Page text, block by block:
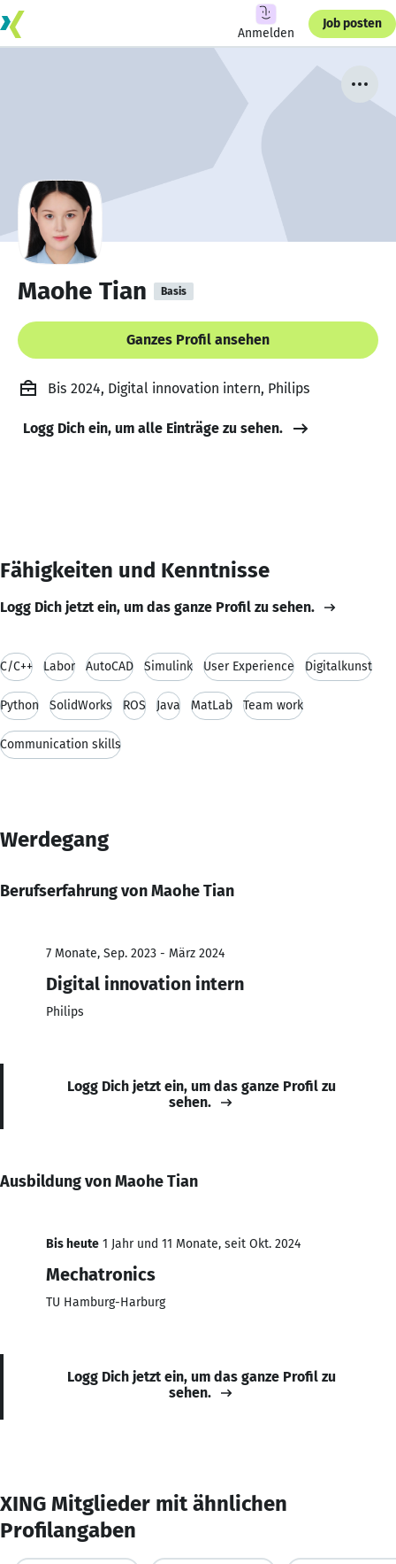
Anmelden
Job posten
Maohe Tian Basis
Ganzes Profil ansehen
Bis 2024, Digital innovation intern, Philips
Logg Dich ein, um alle Einträge zu sehen.
Fähigkeiten und Kenntnisse
Logg Dich jetzt ein, um das ganze Profil zu sehen.
C/C++ Labor AutoCAD Simulink User Experience Digitalkunst
Python SolidWorks ROS Java MatLab Team work
Communication skills
Werdegang
Berufserfahrung von Maohe Tian
7 Monate, Sep. 2023 - März 2024
Digital innovation intern
Philips
Logg Dich jetzt ein, um das ganze Profil zu
sehen.
Ausbildung von Maohe Tian
Bis heute 1 Jahr und 11 Monate, seit Okt. 2024
Mechatronics
TU Hamburg-Harburg
Logg Dich jetzt ein, um das ganze Profil zu
sehen.
XING Mitglieder mit ähnlichen
Profilangaben